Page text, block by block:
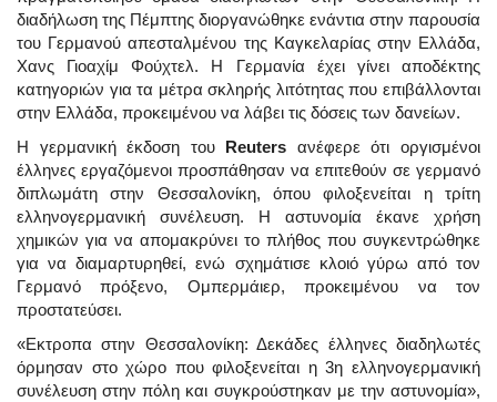
διαδήλωση της Πέμπτης διοργανώθηκε ενάντια στην παρουσία
του Γερμανού απεσταλμένου της Καγκελαρίας στην Ελλάδα,
Χανς Γιοαχίμ Φούχτελ. Η Γερμανία έχει γίνει αποδέκτης
κατηγοριών για τα μέτρα σκληρής λιτότητας που επιβάλλονται
στην Ελλάδα, προκειμένου να λάβει τις δόσεις των δανείων.
Η γερμανική έκδοση του Reuters ανέφερε ότι οργισμένοι
έλληνες εργαζόμενοι προσπάθησαν να επιτεθούν σε γερμανό
διπλωμάτη στην Θεσσαλονίκη, όπου φιλοξενείται η τρίτη
ελληνογερμανική συνέλευση. Η αστυνομία έκανε χρήση
χημικών για να απομακρύνει το πλήθος που συγκεντρώθηκε
για να διαμαρτυρηθεί, ενώ σχημάτισε κλοιό γύρω από τον
Γερμανό πρόξενο, Ομπερμάιερ, προκειμένου να τον
προστατεύσει.
«Εκτροπα στην Θεσσαλονίκη: Δεκάδες έλληνες διαδηλωτές
όρμησαν στο χώρο που φιλοξενείται η 3η ελληνογερμανική
συνέλευση στην πόλη και συγκρούστηκαν με την αστυνομία»,